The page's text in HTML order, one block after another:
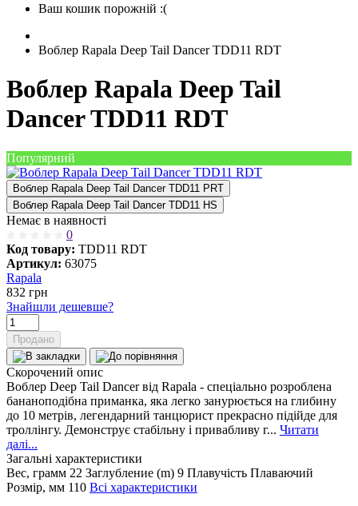
Ваш кошик порожній :(
Воблер Rapala Deep Tail Dancer TDD11 RDT
Воблер Rapala Deep Tail
Dancer TDD11 RDT
Популярний
Воблер Rapala Deep Tail Dancer TDD11 PRT
Воблер Rapala Deep Tail Dancer TDD11 HS
Немає в наявності
0
Код товару: TDD11 RDT
Артикул: 63075
Rapala
832 грн
Знайшли дешевше?
Продано
Скорочений опис
Воблер Deep Tail Dancer від Rapala - спеціально розроблена
бананоподібна приманка, яка легко занурюється на глибину
до 10 метрів, легендарний танцюрист прекрасно підійде для
троллінгу. Демонструє стабільну і привабливу г... Читати
далі...
Загальні характеристики
Вес, грамм 22 Заглубление (m) 9 Плавучість Плаваючий
Розмір, мм 110 Всі характеристики